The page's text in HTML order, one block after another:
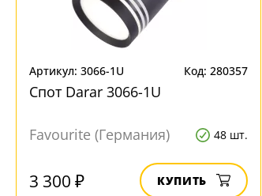
Артикул: 3066-1U Код: 280357
Спот Darar 3066-1U
Favourite (Германия) 48 шт.
3 300 ₽ КУПИТЬ